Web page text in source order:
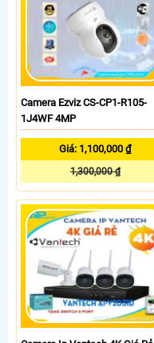
Camera Ezviz CS-CP1-R105-
1J4WF 4MP
Giá: 1,100,000 ₫
1,300,000 ₫